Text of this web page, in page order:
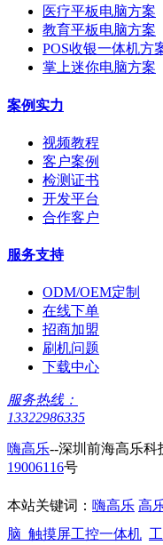
医疗平板电脑方案
教育平板电脑方案
POS收银一体机方
掌上迷你电脑方案
案例实力
视频教程
客户案例
检测证书
开发平台
合作客户
服务支持
ODM/OEM定制
在线下单
招商加盟
刷机问题
下载中心
服务热线：
13322986335
嗨高乐--深圳前海高乐科
19006116号
本站关键词： 嗨高乐 高
脑 触摸屏工控一体机